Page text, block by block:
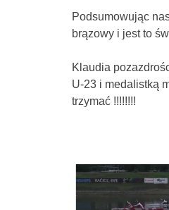
Podsumowując
brązowy i jest to
Klaudia
U-23 i medalistką
trzymać !!!!!!!!